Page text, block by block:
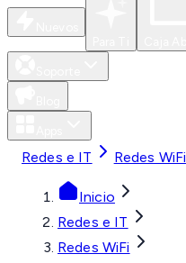
Redes e IT Redes WiFi
Inicio
Redes e IT
Redes WiFi